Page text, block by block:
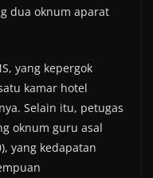
dua oknum aparat
yang kepergok
kamar hotel
Selain itu, petugas
oknum guru asal
yang kedapatan